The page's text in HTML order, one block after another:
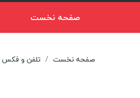
صفحه نخست
صفحه نخست تلفن و فکس